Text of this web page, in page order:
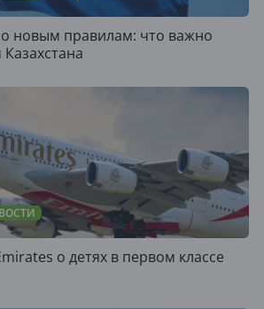
новым правилам: что важно
о детях в первом классе